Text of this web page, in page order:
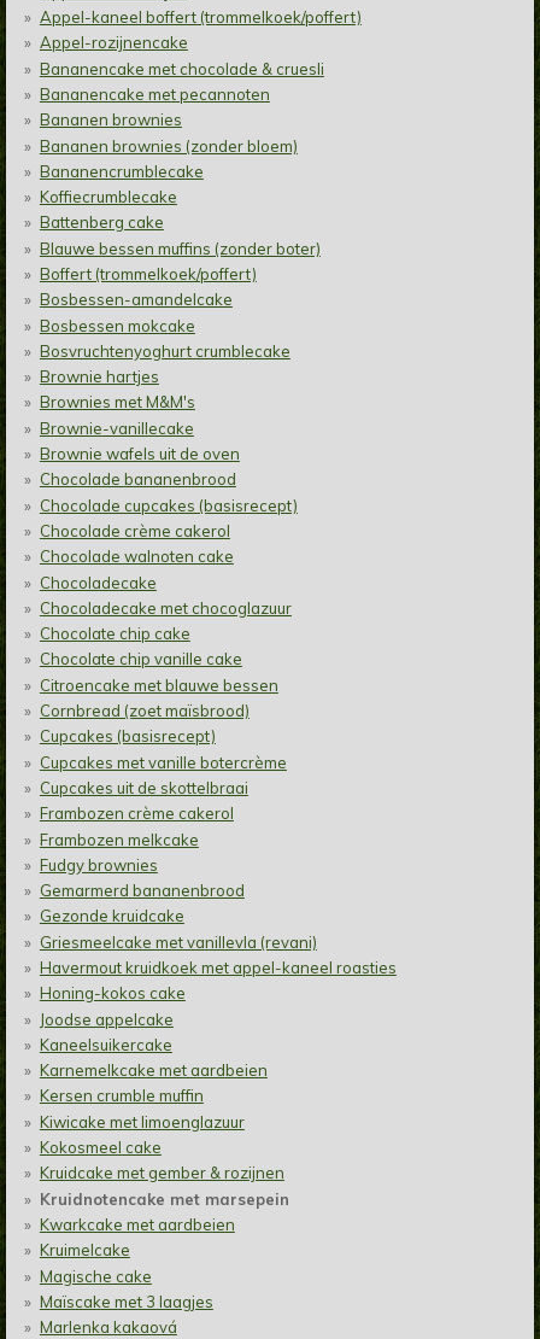
Appel-kaneel boffert (trommelkoek/poffert)
Appel-rozijnencake
Bananencake met chocolade & cruesli
Bananencake met pecannoten
Bananen brownies
Bananen brownies (zonder bloem)
Bananencrumblecake
Koffiecrumblecake
Battenberg cake
Blauwe bessen muffins (zonder boter)
Boffert (trommelkoek/poffert)
Bosbessen-amandelcake
Bosbessen mokcake
Bosvruchtenyoghurt crumblecake
Brownie hartjes
Brownies met M&M's
Brownie-vanillecake
Brownie wafels uit de oven
Chocolade bananenbrood
Chocolade cupcakes (basisrecept)
Chocolade crème cakerol
Chocolade walnoten cake
Chocoladecake
Chocoladecake met chocoglazuur
Chocolate chip cake
Chocolate chip vanille cake
Citroencake met blauwe bessen
Cornbread (zoet maïsbrood)
Cupcakes (basisrecept)
Cupcakes met vanille botercrème
Cupcakes uit de skottelbraai
Frambozen crème cakerol
Frambozen melkcake
Fudgy brownies
Gemarmerd bananenbrood
Gezonde kruidcake
Griesmeelcake met vanillevla (revani)
Havermout kruidkoek met appel-kaneel roasties
Honing-kokos cake
Joodse appelcake
Kaneelsuikercake
Karnemelkcake met aardbeien
Kersen crumble muffin
Kiwicake met limoenglazuur
Kokosmeel cake
Kruidcake met gember & rozijnen
Kruidnotencake met marsepein
Kwarkcake met aardbeien
Kruimelcake
Magische cake
Maïscake met 3 laagjes
Marlenka kakaová